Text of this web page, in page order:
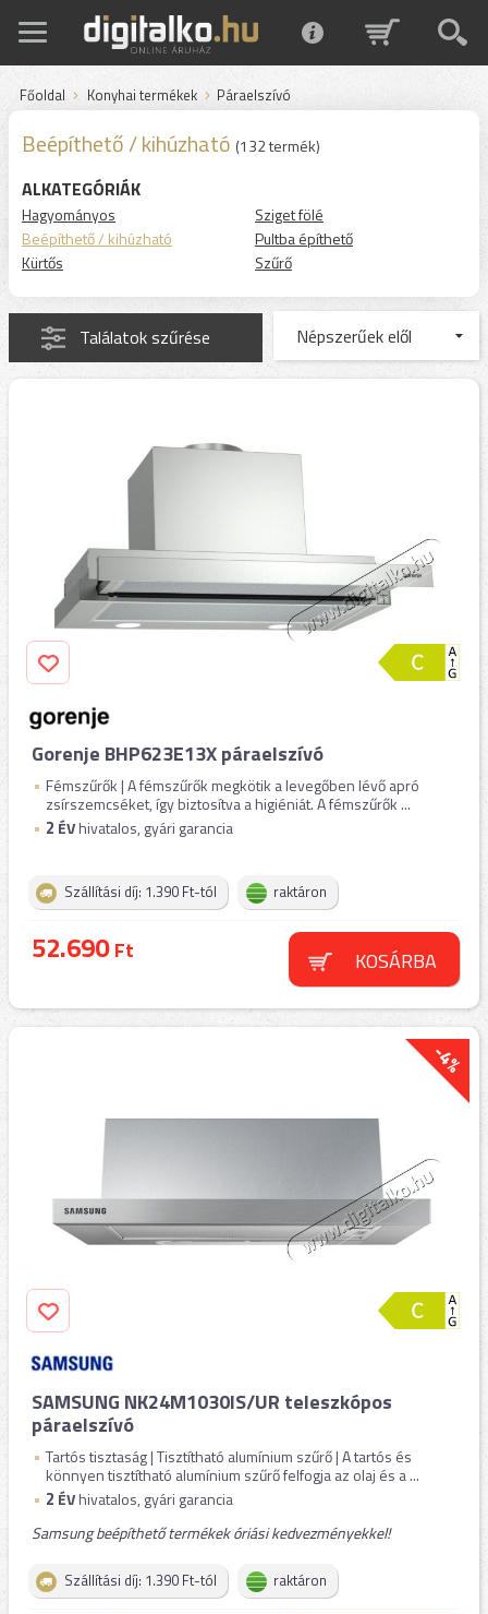
Főoldal Konyhai termékek Páraelszívó
Beépíthető / kihúzható (132 termék)
ALKATEGÓRIÁK
Hagyományos
Beépíthető / kihúzható
Kürtős
Sziget fölé
Pultba építhető
Szűrő
Találatok szűrése
Gorenje BHP623E13X páraelszívó
Fémszűrők | A fémszűrők megkötik a levegőben lévő apró
zsírszemcséket, így biztosítva a higiéniát. A fémszűrők ...
2 ÉVhivatalos, gyári garancia
Szállítási díj: 1.390 Ft-tól raktáron
52.690Ft KOSÁRBA
-4%
SAMSUNG NK24M1030IS/UR teleszkópos
páraelszívó
Tartós tisztaság | Tisztítható alumínium szűrő | A tartós és
könnyen tisztítható alumínium szűrő felfogja az olaj és a ...
2 ÉVhivatalos, gyári garancia
Samsung beépíthető termékek óriási kedvezményekkel!
Szállítási díj: 1.390 Ft-tól raktáron